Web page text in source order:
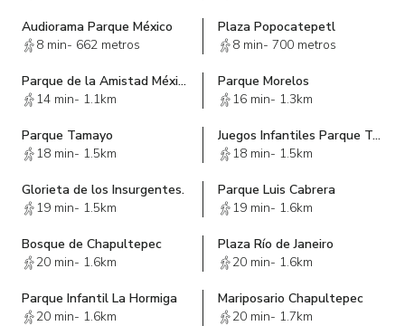
Audiorama Parque México
8 min- 662 metros
Plaza Popocatepetl
8 min- 700 metros
Parque de la Amistad México - Azerbaiyán
14 min- 1.1km
Parque Morelos
16 min- 1.3km
Parque Tamayo
18 min- 1.5km
Juegos Infantiles Parque Tamayo
18 min- 1.5km
Glorieta de los Insurgentes.
19 min- 1.5km
Parque Luis Cabrera
19 min- 1.6km
Bosque de Chapultepec
20 min- 1.6km
Plaza Río de Janeiro
20 min- 1.6km
Parque Infantil La Hormiga
20 min- 1.6km
Mariposario Chapultepec
20 min- 1.7km